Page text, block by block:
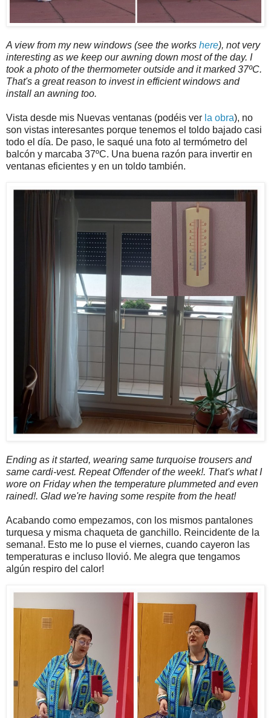
A view from my new windows (see the works here), not very
interesting as we keep our awning down most of the day. I
took a photo of the thermometer outside and it marked 37ºC.
That's a great reason to invest in efficient windows and
install an awning too.
Vista desde mis Nuevas ventanas (podéis ver la obra), no
son vistas interesantes porque tenemos el toldo bajado casi
todo el día. De paso, le saqué una foto al termómetro del
balcón y marcaba 37ºC. Una buena razón para invertir en
ventanas eficientes y en un toldo también.
Ending as it started, wearing same turquoise trousers and
same cardi-vest. Repeat Offender of the week!. That's what I
wore on Friday when the temperature plummeted and even
rained!. Glad we're having some respite from the heat!
Acabando como empezamos, con los mismos pantalones
turquesa y misma chaqueta de ganchillo. Reincidente de la
semana!. Esto me lo puse el viernes, cuando cayeron las
temperaturas e incluso llovió. Me alegra que tengamos
algún respiro del calor!